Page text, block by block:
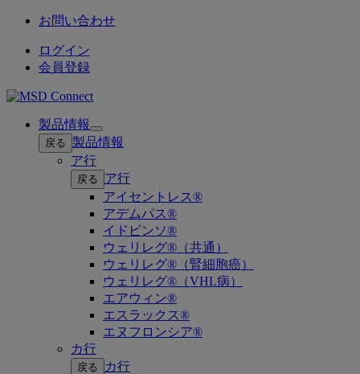
お問い合わせ
ログイン
会員登録
製品情報
Open
submenu
戻る 製品情報
ア行
戻る
ア行
アイセントレス®
アデムパス®
イドビンソ®
ウェリレグ®（共通）
ウェリレグ®（腎細胞癌）
ウェリレグ®（VHL病）
エアウィン®
エスラックス®
エヌフロンシア®
カ行
戻る
カ行